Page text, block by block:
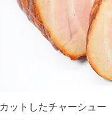
カットしたチャーシュー